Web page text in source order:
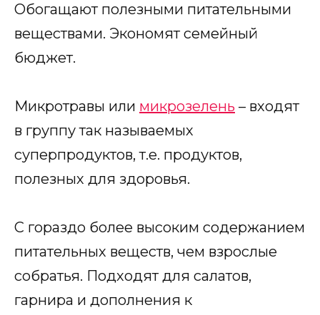
Обогащают полезными питательными
веществами. Экономят семейный
бюджет.
Микротравы или микрозелень – входят
в группу так называемых
суперпродуктов, т.е. продуктов,
полезных для здоровья.
С гораздо более высоким содержанием
питательных веществ, чем взрослые
собратья. Подходят для салатов,
гарнира и дополнения к